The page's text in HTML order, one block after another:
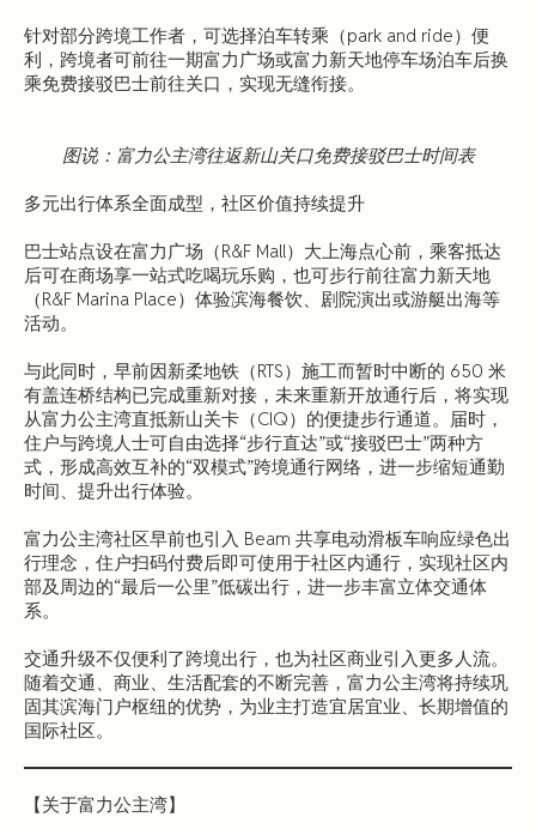
针对部分跨境工作者，可选择泊车转乘（park and ride）便
利，跨境者可前往一期富力广场或富力新天地停车场泊车后换
乘免费接驳巴士前往关口，实现无缝衔接。
图说：富力公主湾往返新山关口免费接驳巴士时间表
多元出行体系全面成型，社区价值持续提升
巴士站点设在富力广场（R&F Mall）大上海点心前，乘客抵达
后可在商场享一站式吃喝玩乐购，也可步行前往富力新天地
（R&F Marina Place）体验滨海餐饮、剧院演出或游艇出海等
活动。
与此同时，早前因新柔地铁（RTS）施工而暂时中断的 650 米
有盖连桥结构已完成重新对接，未来重新开放通行后，将实现
从富力公主湾直抵新山关卡（CIQ）的便捷步行通道。届时，
住户与跨境人士可自由选择“步行直达”或“接驳巴士”两种方
式，形成高效互补的“双模式”跨境通行网络，进一步缩短通勤
时间、提升出行体验。
富力公主湾社区早前也引入 Beam 共享电动滑板车响应绿色出
行理念，住户扫码付费后即可使用于社区内通行，实现社区内
部及周边的“最后一公里”低碳出行，进一步丰富立体交通体
系。
交通升级不仅便利了跨境出行，也为社区商业引入更多人流。
随着交通、商业、生活配套的不断完善，富力公主湾将持续巩
固其滨海门户枢纽的优势，为业主打造宜居宜业、长期增值的
国际社区。
【关于富力公主湾】